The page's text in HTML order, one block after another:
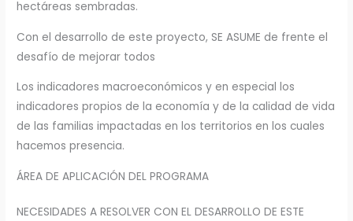
hectáreas sembradas.
Con el desarrollo de este proyecto, SE ASUME de frente el
desafío de mejorar todos
Los indicadores macroeconómicos y en especial los
indicadores propios de la economía y de la calidad de vida
de las familias impactadas en los territorios en los cuales
hacemos presencia.
ÁREA DE APLICACIÓN DEL PROGRAMA
NECESIDADES A RESOLVER CON EL DESARROLLO DE ESTE